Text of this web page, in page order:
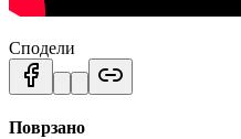
Сподели
Поврзано